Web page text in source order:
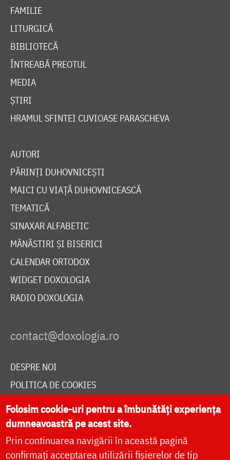
FAMILIE
LITURGICĂ
BIBLIOTECĂ
ÎNTREABĂ PREOTUL
MEDIA
ȘTIRI
HRAMUL SFINTEI CUVIOASE PARASCHEVA
AUTORI
PĂRINȚI DUHOVNICEȘTI
MAICI CU VIAȚĂ DUHOVNICEASCĂ
TEMATICĂ
SINAXAR ALFABETIC
MĂNĂSTIRI ȘI BISERICI
CALENDAR ORTODOX
WIDGET DOXOLOGIA
RADIO DOXOLOGIA
DESPRE NOI
POLITICA DE COOKIES
DONEAZĂ ONLINE PENTRU CATEDRALA NAȚIONALĂ
LIVE
Folosim cookie-uri pentru a îmbunătăți experiența
dumneavoastră pe acest site.
Prin continuarea navigării în această pagină
confirmați acceptarea utilizării fișierelor de tip